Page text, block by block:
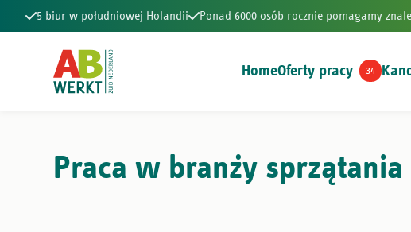
5 biur w południowej Holandii
5 biur w południowej Holandii Ponad 6000 osób rocznie pomagamy
HomeOferty pracy 34
Praca w branży sprzątania